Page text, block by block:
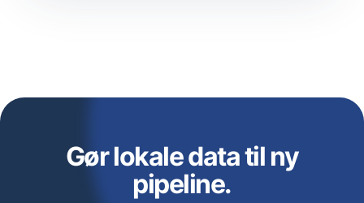
Gør lokale data til ny
pipeline.